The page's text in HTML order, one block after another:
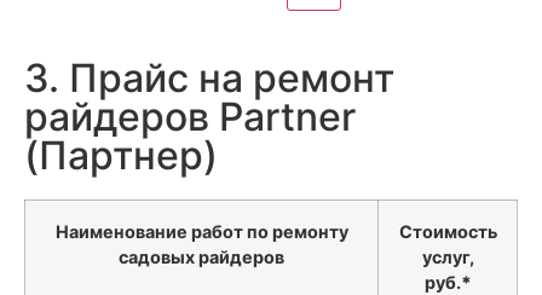
3. Прайс на ремонт
райдеров Partner
(Партнер)
Наименование работ по ремонту
садовых райдеров
Стоимость
услуг,
руб.*